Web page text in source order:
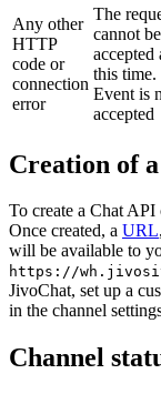
Any other
HTTP
code or
connection
error
The
cannot be
accepted
this time.
Event is
accepted
Creation of
To create a Chat
Once created, a URL
will be available to
https://
JivoChat, set up a
in the channel
Channel